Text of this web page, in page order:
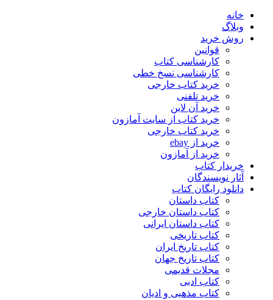
خانه
وبلاگ
روش خرید
قوانین
کارشناسی کتاب
کارشناسی نسخ خطی
خرید کتاب خارجی
خرید تلفنی
خرید آن لاین
خرید کتاب از سایت آمازون
خرید کتاب خارجی
خرید از ebay
خرید از آمازون
خریدار کتاب
آثار نویسندگان
دانلود رایگان کتاب
کتاب داستان
کتاب داستان خارجی
کتاب داستان ایرانی
کتاب تاریخی
کتاب تاریخ ایران
کتاب تاریخ جهان
مجلات قدیمی
کتاب ادبی
کتاب مذهبی و ادیان